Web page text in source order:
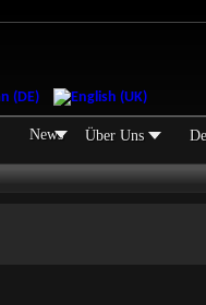
News Über Uns